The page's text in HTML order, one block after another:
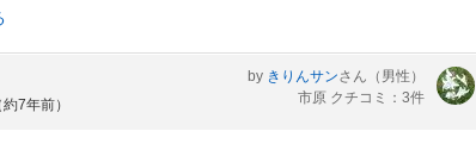
7年前）
by きりんサンさん （男性）
市原 クチコミ：3件